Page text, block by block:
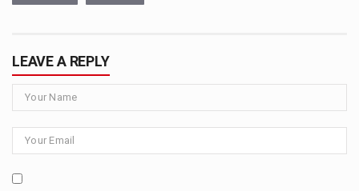
LEAVE A REPLY